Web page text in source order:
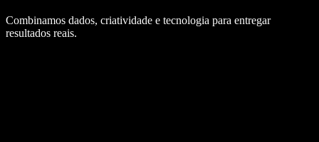
Combinamos dados, criatividade e tecnologia para entregar
resultados reais.